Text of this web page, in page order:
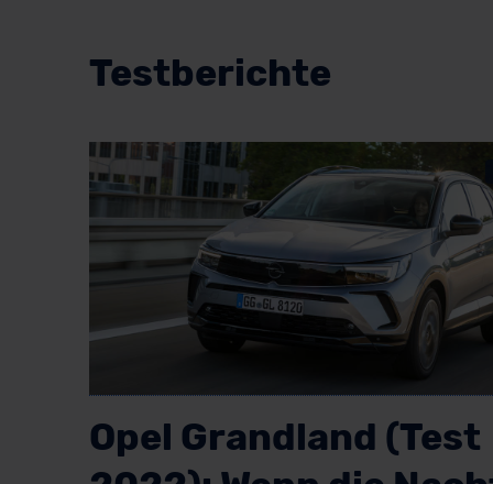
Testberichte
Opel Grandland (Test